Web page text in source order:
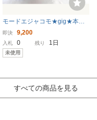
モードエジャコモ★gig★本革
パンプス★日本製★24★試着の
み★検索れいさえ24
即決 9,200
入札 0 残り 1日
未使用
すべての商品を見る